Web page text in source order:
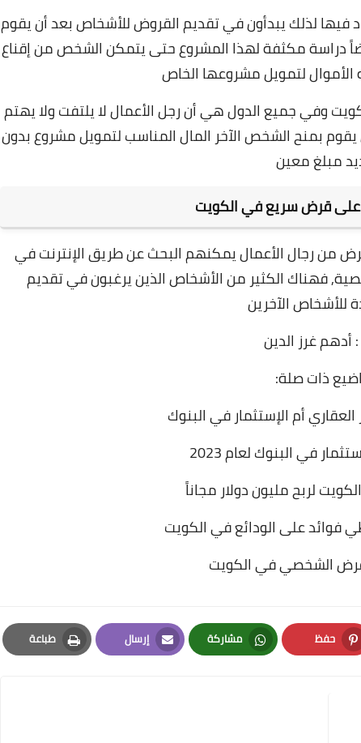
فيها لذلك يبدأون في تقديم القروض للأشخاص بعد أن يقوم
دراسة مكثفة لهذا المشروع حتى يتمكن الشخص من إقناع
الأموال لتمويل مشروعها الخاص
وفي جميع الدول هي أن رجل الأعمال لا يلتفت ولا يهتم
يقوم بمنح الشخص الآخر المال المناسب لتمويل مشروع بدون
مبلغ معين
على قرض سريع في الكويت
من رجال الأعمال يمكنهم البحث عن طريق الإنترنت في
فهناك الكثير من الأشخاص الذين يرغبون في تقديم
للأشخاص الآخرين
أدهم غرز الدين
ذات صلة:
أم الإستثمار في البنوك
في البنوك لعام 2023
لربح مليون دولار مجاناً
فوائد على الودائع في الكويت
الشخصي في الكويت
حفظ
Pinterest
مشاركة
Whatsapp
إرسال
Email
طباعة
Print